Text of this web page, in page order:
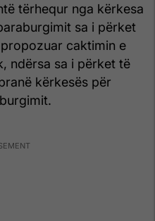
tërhequr nga kërkesa
sa i përket
caktimin e
ndërsa sa i përket të
kërkesës për